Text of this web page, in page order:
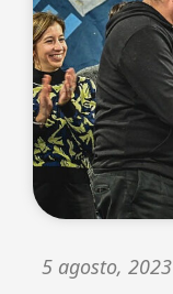
5 agosto, 2023